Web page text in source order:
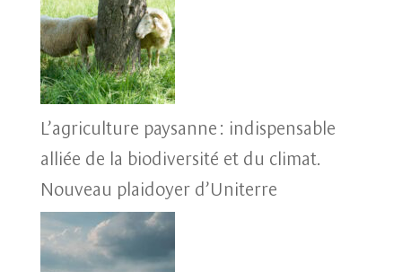
L’agriculture paysanne : indispensable
alliée de la biodiversité et du climat.
Nouveau plaidoyer d’Uniterre